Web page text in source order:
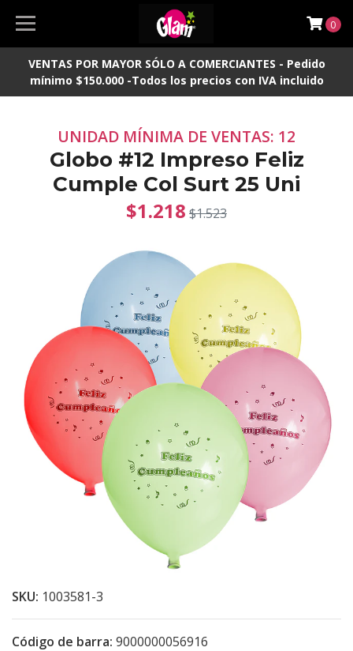
VENTAS POR MAYOR SÓLO A COMERCIANTES - Pedido
mínimo $150.000 -Todos los precios con IVA incluido
0
UNIDAD MÍNIMA DE VENTAS: 12
Globo #12 Impreso Feliz
Cumple Col Surt 25 Uni
$1.218 $1.523
SKU: 1003581-3
Código de barra: 9000000056916